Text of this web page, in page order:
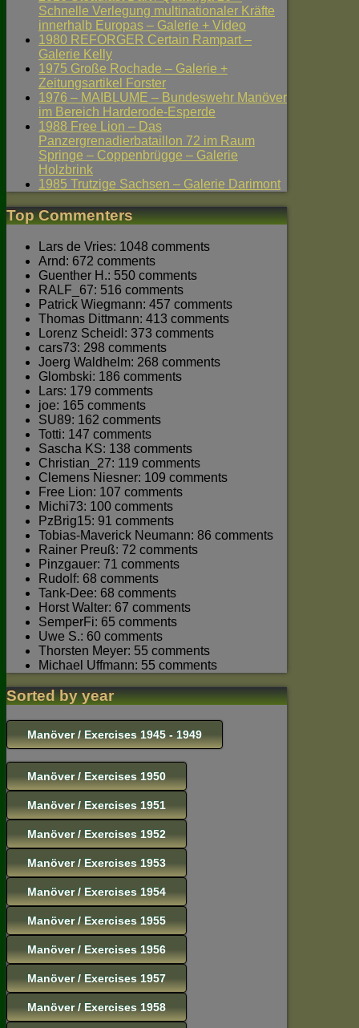
Schnelle Verlegung multinationaler Kräfte
innerhalb Europas – Galerie + Video
1980 REFORGER Certain Rampart –
Galerie Kelly
1975 Große Rochade – Galerie +
Zeitungsartikel Forster
1976 – MAIBLUME – Bundeswehr Manöver
im Bereich Harderode-Esperde
1988 Free Lion – Das
Panzergrenadierbataillon 72 im Raum
Springe – Coppenbrügge – Galerie
Holzbrink
1985 Trutzige Sachsen – Galerie Darimont
Top Commenters
Lars de Vries: 1048 comments
Arnd: 672 comments
Guenther H.: 550 comments
RALF_67: 516 comments
Patrick Wiegmann: 457 comments
Thomas Dittmann: 413 comments
Lorenz Scheidl: 373 comments
cars73: 298 comments
Joerg Waldhelm: 268 comments
Glombski: 186 comments
Lars: 179 comments
joe: 165 comments
SU89: 162 comments
Totti: 147 comments
Sascha KS: 138 comments
Christian_27: 119 comments
Clemens Niesner: 109 comments
Free Lion: 107 comments
Michi73: 100 comments
PzBrig15: 91 comments
Tobias-Maverick Neumann: 86 comments
Rainer Preuß: 72 comments
Pinzgauer: 71 comments
Rudolf: 68 comments
Tank-Dee: 68 comments
Horst Walter: 67 comments
SemperFi: 65 comments
Uwe S.: 60 comments
Thorsten Meyer: 55 comments
Michael Uffmann: 55 comments
Sorted by year
Manöver / Exercises 1945 - 1949
Manöver / Exercises 1950
Manöver / Exercises 1951
Manöver / Exercises 1952
Manöver / Exercises 1953
Manöver / Exercises 1954
Manöver / Exercises 1955
Manöver / Exercises 1956
Manöver / Exercises 1957
Manöver / Exercises 1958